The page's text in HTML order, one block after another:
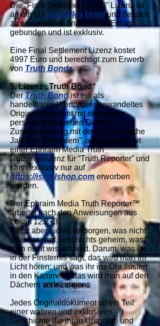
Die “Final Settlement Urteil” Lizenz ist
an ein (1) spezielles Urteil und dessen
zu erwartenden finanziellen Ertrag
gebunden und ist exklusiv.
Eine Final Settlement Lizenz kostet
4997 Euro und berechtigt zum Erwerb
von Truth Bonds.
5. Lizenz „Truth Bond“
DerTruth Bondist ein als
handelbares Wertpapier gewandeltes
Originaldokument mit relevanten
personenbezogenen Daten in
Zusammenhang mit der “Rechtssache
Jakob in Jerusalem”, ausgestattet mit
einerEphraim Media Truth
Nutzungslizenz für “Truth Reporter” und
kann exklusiv nur auf
https://israelshop.com erworben
werden.
Der Ephraim Media Truth Reporter™
arbeitet nach den Anweisungen aus
Lukas 12.2+3
Es ist aber nichts verborgen, was nicht
offenbar wird, und nichts geheim, was
man nicht wissen wird. Darum, was ihr
in der Finsternis sagt, das wird man im
Licht hören; und was ihr ins Ohr flüstert
in den Kammern, das wird man auf den
Dächern verkündigen.
Jedes Originaldokument ist ein Teil
einer wahren und exklusiven
Geschichte die ihren Ursprung und